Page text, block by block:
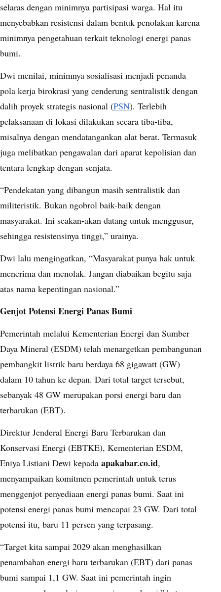
selaras dengan minimnya partisipasi warga. Hal itu
menyebabkan resistensi dalam bentuk penolakan karena
minimnya pengetahuan terkait teknologi energi panas
bumi.
Dwi menilai, minimnya sosialisasi menjadi penanda
pola kerja birokrasi yang cenderung sentralistik dengan
dalih proyek strategis nasional (PSN). Terlebih
pelaksanaan di lokasi dilakukan secara tiba-tiba,
misalnya dengan mendatangankan alat berat. Termasuk
juga melibatkan pengawalan dari aparat kepolisian dan
tentara lengkap dengan senjata.
“Pendekatan yang dibangun masih sentralistik dan
militeristik. Bukan ngobrol baik-baik dengan
masyarakat. Ini seakan-akan datang untuk menggusur,
sehingga resistensinya tinggi,” urainya.
Dwi lalu mengingatkan, “Masyarakat punya hak untuk
menerima dan menolak. Jangan diabaikan begitu saja
atas nama kepentingan nasional.”
Genjot Potensi Energi Panas Bumi
Pemerintah melalui Kementerian Energi dan Sumber
Daya Mineral (ESDM) telah menargetkan pembangunan
pembangkit listrik baru berdaya 68 gigawatt (GW)
dalam 10 tahun ke depan. Dari total target tersebut,
sebanyak 48 GW merupakan porsi energi baru dan
terbarukan (EBT).
Direktur Jenderal Energi Baru Terbarukan dan
Konservasi Energi (EBTKE), Kementerian ESDM,
Eniya Listiani Dewi kepada apakabar.co.id,
menyampaikan komitmen pemerintah untuk terus
menggenjot penyediaan energi panas bumi. Saat ini
potensi energi panas bumi mencapai 23 GW. Dari total
potensi itu, baru 11 persen yang terpasang.
“Target kita sampai 2029 akan menghasilkan
penambahan energi baru terbarukan (EBT) dari panas
bumi sampai 1,1 GW. Saat ini pemerintah ingin